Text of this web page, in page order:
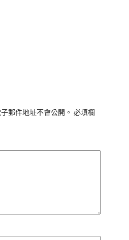
郵件地址不會公開。 必填欄